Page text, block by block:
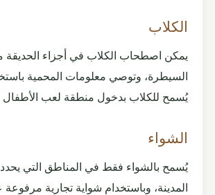
الكلاب
يمكن اصطحاب الكلاب في أجزاء الحديقة
السيطرة، وتوصي معلومات المحمية
يُسمح للكلاب بدخول منطقة لعب
الشواء
يُسمح بالشواء فقط في المناطق التي
المدينة، وباستخدام شواية تجارية